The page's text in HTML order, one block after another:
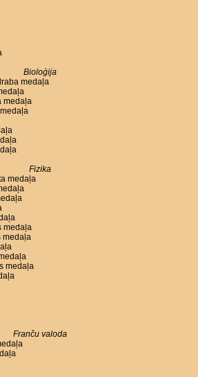
Bioloģija
medaļa
medaļa
Fizika
medaļa
medaļa
medaļa
medaļa
Franču valoda